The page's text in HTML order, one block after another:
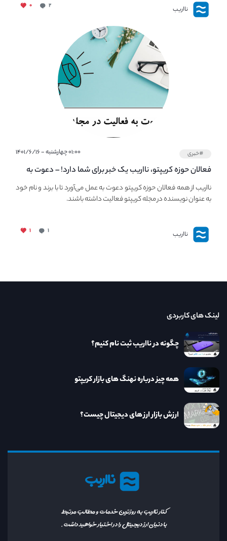
نااریب ۲ ۰
#خبری ۰۱:۰۰ چهارشنبه - ۱۴۰۱/۶/۱۶
فعالان حوزه کریپتو، نااریب یک خبر برای شما دارد! – دعوت به
فعالیت در مجله کریپتو
نااریب از همه فعالان حوزه کریپتو دعوت به عمل می‌آورد تا با برند و نام خود
به عنوان نویسنده در مجله کریپتو فعالیت داشته باشند.
نااریب ۱ ۱
نااریب
کنار نااریب به روزترین خدمات و مطالب مرتبط
با دنیای ارز دیجیتال را در اختیار خواهید داشت.
لینک های کاربردی
چگونه در نااریب ثبت نام کنیم؟
همه چیز درباره نهنگ های بازار کریپتو
ارزش بازار ارز های دیجیتال چیست؟